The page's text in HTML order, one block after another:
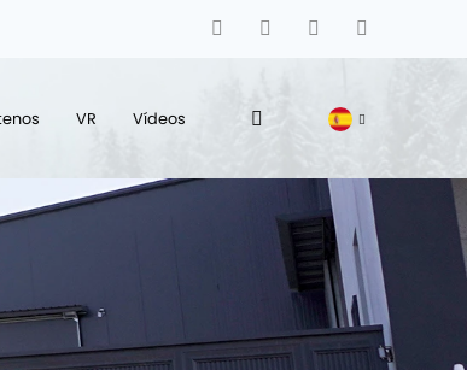
VR Vídeos